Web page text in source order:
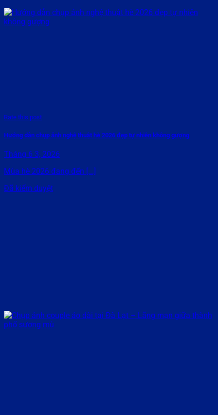
Rate this post
Hướng dẫn chụp ảnh nghệ thuật hè 2026 đẹp tự nhiên không gượng
Tháng 6 3, 2026
Mùa hè 2026 đang đến [...]
Đã kiểm duyệt